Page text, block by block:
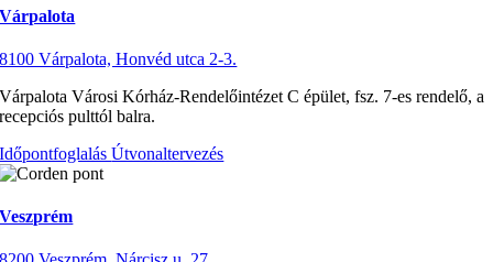
Várpalota
8100 Várpalota, Honvéd utca 2-3.
Várpalota Városi Kórház-Rendelőintézet C épület, fsz. 7-es rendelő, a
recepciós pulttól balra.
IdőpontfoglalásÚtvonaltervezés
Veszprém